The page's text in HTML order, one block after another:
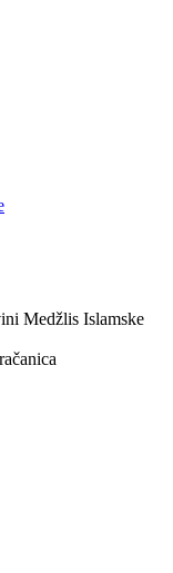
Medžlis Islamske